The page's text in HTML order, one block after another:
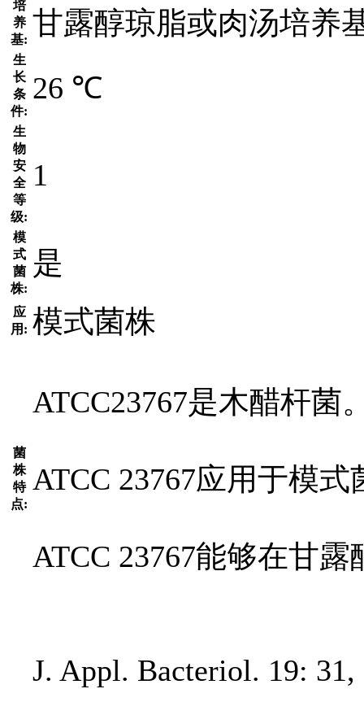
培
养
基: 甘露醇琼脂或肉汤培养
生
长
条
件:
26 ℃
生
物
安
全
等
级:
1
模
式
菌
株:
是
应
用: 模式菌株
菌
株
特
点:
ATCC23767是木醋杆菌
ATCC 23767应用于模式
ATCC 23767能够在甘
J. Appl. Bacteriol. 19: 31,